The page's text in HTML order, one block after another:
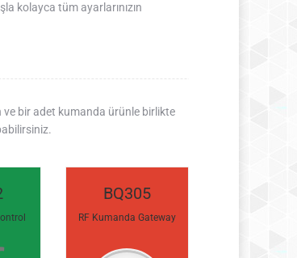
kolayca tüm ayarlarınızın
ve bir adet kumanda ürünle birlikte
BQ305
RF Kumanda Gateway